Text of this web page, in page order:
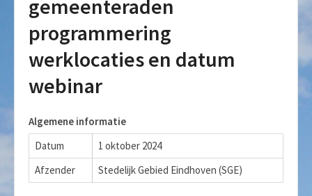
gemeenteraden
programmering
werklocaties en datum
webinar
Algemene informatie
Datum
1 oktober 2024
Afzender
Stedelijk Gebied Eindhoven (SGE)